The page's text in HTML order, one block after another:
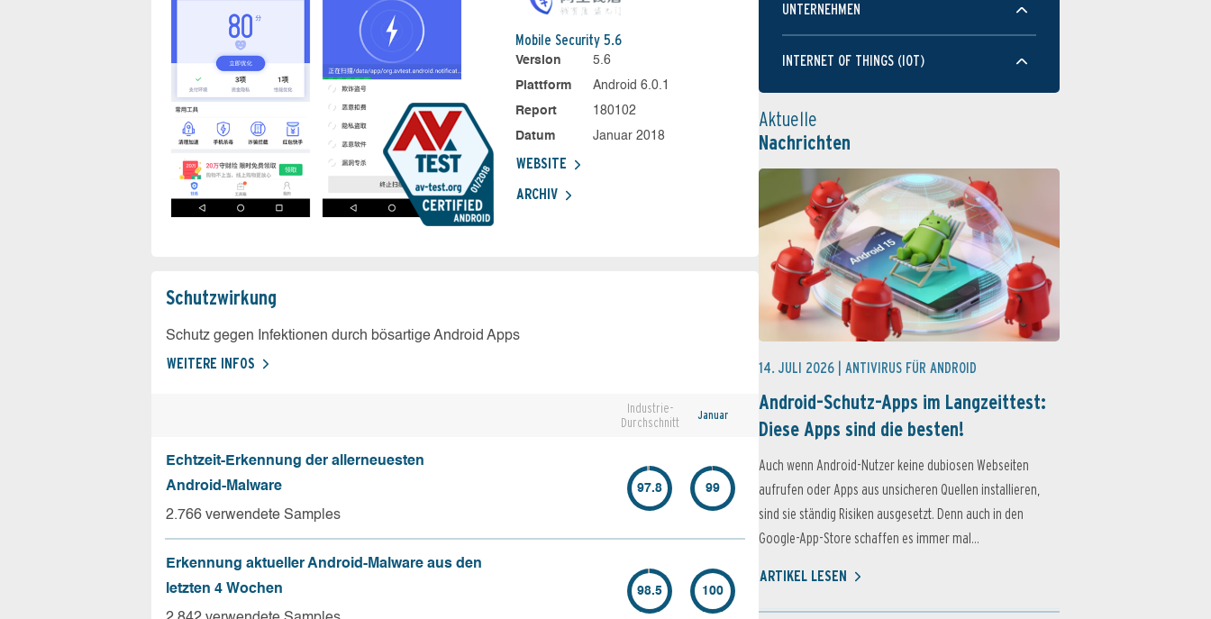
Mobile Security 5.6
Version
5.6
Plattform
Android 6.0.1
Report
180102
Datum
Januar 2018
WEBSITE
ARCHIV
Schutz­wirkung
Schutz gegen Infektionen durch bösartige Android Apps
WEITERE INFOS
Industrie-
Durchschnitt
Januar
Echtzeit-Erkennung der allerneuesten
Android-Malware
2.766 verwendete Samples
97.8 99
Erkennung aktueller Android-Malware aus den
letzten 4 Wochen
98.5 100
UNTERNEHMEN
INTERNET OF THINGS (IOT)
Aktuelle
Nachrichten
14. JULI 2026 | ANTIVIRUS FÜR ANDROID
Android-Schutz-Apps im Langzeittest:
Diese Apps sind die besten!
Auch wenn Android-Nutzer keine dubiosen Webseiten
aufrufen oder Apps aus unsicheren Quellen installieren,
sind sie ständig Risiken ausgesetzt. Denn auch in den
Google-App-Store schaffen es immer mal...
ARTIKEL LESEN